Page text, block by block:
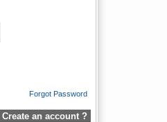
Forgot Password
Create an account ?